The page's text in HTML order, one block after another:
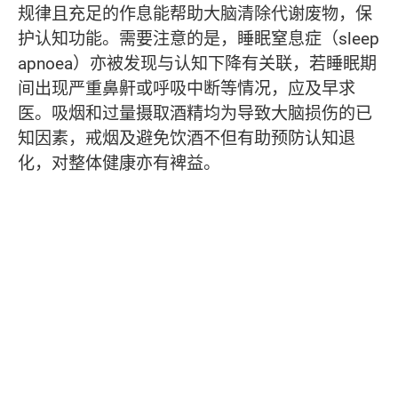
规律且充足的作息能帮助大脑清除代谢废物，保
护认知功能。需要注意的是，睡眠窒息症（sleep
apnoea）亦被发现与认知下降有关联，若睡眠期
间出现严重鼻鼾或呼吸中断等情况，应及早求
医。吸烟和过量摄取酒精均为导致大脑损伤的已
知因素，戒烟及避免饮酒不但有助预防认知退
化，对整体健康亦有裨益。